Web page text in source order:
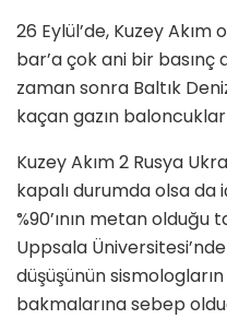
26 Eylül’de, Kuzey
bar’a çok ani bir basınç
zaman sonra Baltık
kaçan gazın
Kuzey Akım 2 Rusya
kapalı durumda olsa da
%90’ının metan olduğu
Uppsala
düşüşünün
bakmalarına sebep